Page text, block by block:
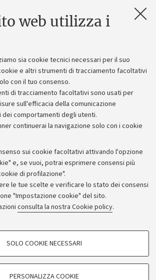
web utilizza i
sia cookie tecnici necessari per il suo
e altri strumenti di tracciamento facoltativi
con il tuo consenso.
di tracciamento facoltativi sono usati per
sull'efficacia della comunicazione
dei comportamenti degli utenti.
continuerai la navigazione solo con i cookie
sui cookie facoltativi attivando l'opzione
e, se vuoi, potrai esprimere consensi più
di profilazione".
le tue scelte e verificare lo stato dei consensi
"Impostazione cookie" del sito.
consulta la nostra Cookie policy.
- FACOLTATIVI
SOLO COOKIE NECESSARI
PERSONALIZZA COOKIE
Contatti e PEC
Alumni community
Piano strategico
Bilanci
Donazioni e 5x1000
Merchandising - UniboStore
Bandi, gare e concorsi
Albo online
trasparente
Atti di notifica
sul sito e accessibilità
di accessibilità
Privacy e note legali
Impostazioni Cookie